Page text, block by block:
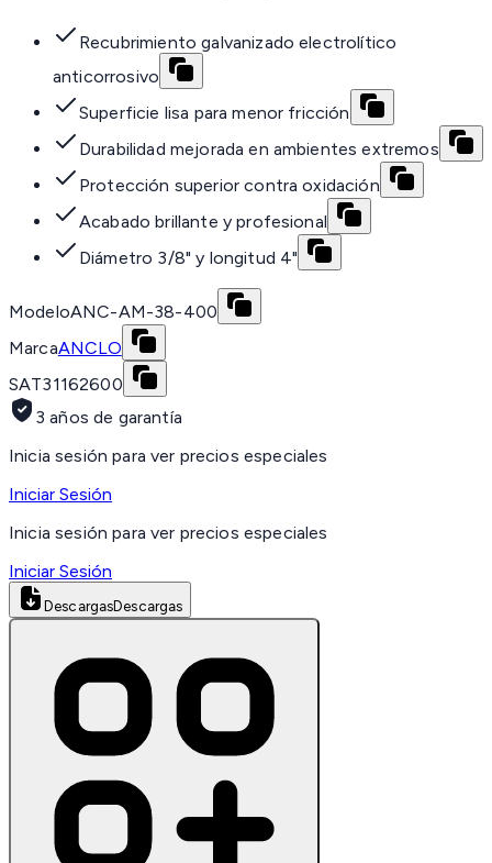
Recubrimiento galvanizado electrolítico
anticorrosivo
Superficie lisa para menor fricción
Durabilidad mejorada en ambientes extremos
Protección superior contra oxidación
Acabado brillante y profesional
Diámetro 3/8" y longitud 4"
ModeloANC-AM-38-400
MarcaANCLO
SAT31162600
3 años de garantía
Inicia sesión para ver precios especiales
Iniciar Sesión
Inicia sesión para ver precios especiales
Iniciar Sesión
DescargasDescargas